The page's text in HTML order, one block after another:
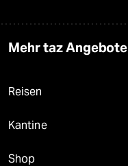
Mehr taz Angebote
Reisen
Kantine
Shop